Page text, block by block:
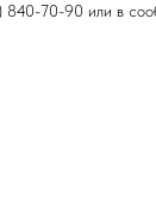
840-70-90 или в